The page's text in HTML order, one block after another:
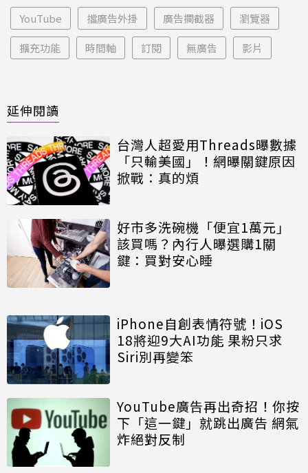
YouTube 擋廣告外掛 廣告攔截器 瀏覽器
擴充功能 時間軸 訂閱 無廣告 影片
延伸閱讀
台灣人超愛用Threads曝數據
「只輸美國」！網曝關鍵原因
掀戰：真的煩
好市多洗碗機「便宜1萬元」
該買嗎？內行人曝選購1關
鍵：買對安心睡
iPhone自創表情符號！iOS
18將迎9大AI功能 果粉只求
Siri別再變笨
YouTube廣告再出奇招！你按
下「這一鍵」就跳出廣告 網氣
炸絕對反制